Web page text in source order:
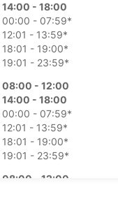
14:00 - 18:00
00:00 - 07:59*
12:01 - 13:59*
18:01 - 19:00*
19:01 - 23:59*
08:00 - 12:00
14:00 - 18:00
00:00 - 07:59*
12:01 - 13:59*
18:01 - 19:00*
19:01 - 23:59*
08:00 - 12:00